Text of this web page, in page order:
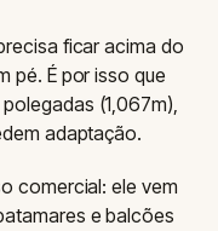
ficar acima do
pé. É por isso que
(1,067m),
adaptação.
comercial: ele vem
e balcões